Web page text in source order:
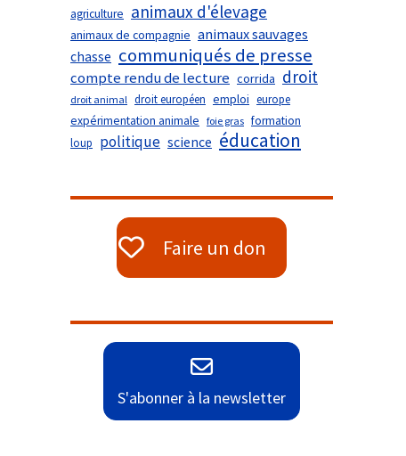
agriculture animaux d'élevage
animaux de compagnie animaux sauvages
chasse communiqués de presse
compte rendu de lecture corrida droit
droit animal droit européen emploi europe
expérimentation animale foie gras formation
loup politique science éducation
Faire un don
S'abonner à la newsletter